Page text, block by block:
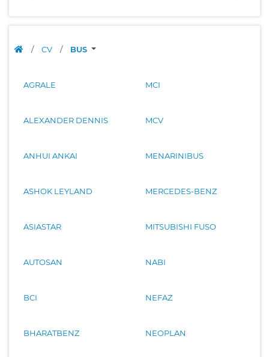
/ CV / BUS
AGRALE
ALEXANDER DENNIS
ANHUI ANKAI
ASHOK LEYLAND
ASIASTAR
AUTOSAN
BCI
BHARATBENZ
MCI
MCV
MENARINIBUS
MERCEDES-BENZ
MITSUBISHI FUSO
NABI
NEFAZ
NEOPLAN